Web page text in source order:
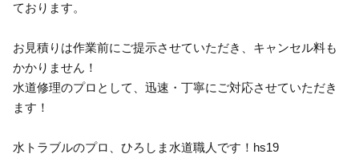
ております。
お見積りは作業前にご提示させていただき、キャンセル料も
かかりません！
水道修理のプロとして、迅速・丁寧にご対応させていただき
ます！
水トラブルのプロ、ひろしま水道職人です！hs19